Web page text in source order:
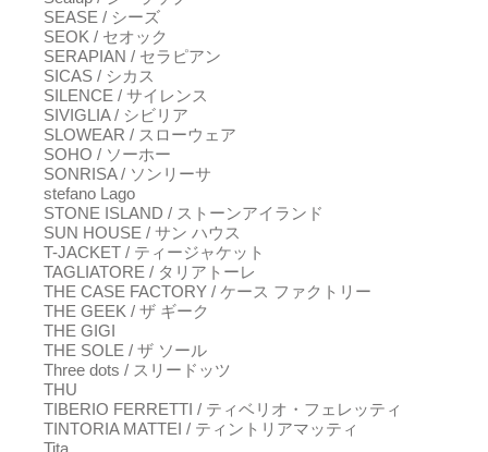
SEASE / シーズ
SEOK / セオック
SERAPIAN / セラピアン
SICAS / シカス
SILENCE / サイレンス
SIVIGLIA / シビリア
SLOWEAR / スローウェア
SOHO / ソーホー
SONRISA / ソンリーサ
stefano Lago
STONE ISLAND / ストーンアイランド
SUN HOUSE / サン ハウス
T-JACKET / ティージャケット
TAGLIATORE / タリアトーレ
THE CASE FACTORY / ケース ファクトリー
THE GEEK / ザ ギーク
THE GIGI
THE SOLE / ザ ソール
Three dots / スリードッツ
THU
TIBERIO FERRETTI / ティベリオ・フェレッティ
TINTORIA MATTEI / ティントリアマッティ
Tita